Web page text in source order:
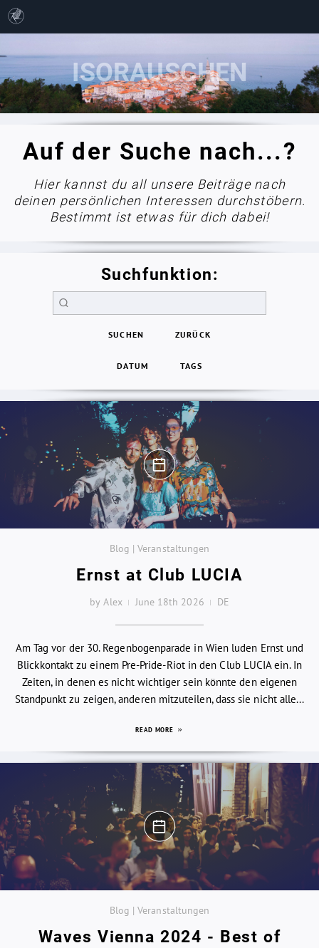
Auf der Suche nach...?
Hier kannst du all unsere Beiträge nach
deinen persönlichen Interessen durchstöbern.
Bestimmt ist etwas für dich dabei!
Suchfunktion:
SUCHEN ZURÜCK
DATUM TAGS
Blog | Veranstaltungen
Ernst at Club LUCIA
by Alex June 18th 2026 DE
Am Tag vor der 30. Regenbogenparade in Wien luden Ernst und
Blickkontakt zu einem Pre-Pride-Riot in den Club LUCIA ein. In
Zeiten, in denen es nicht wichtiger sein könnte den eigenen
Standpunkt zu zeigen, anderen mitzuteilen, dass sie nicht alle...
READ MORE
Blog | Veranstaltungen
Waves Vienna 2024 - Best of